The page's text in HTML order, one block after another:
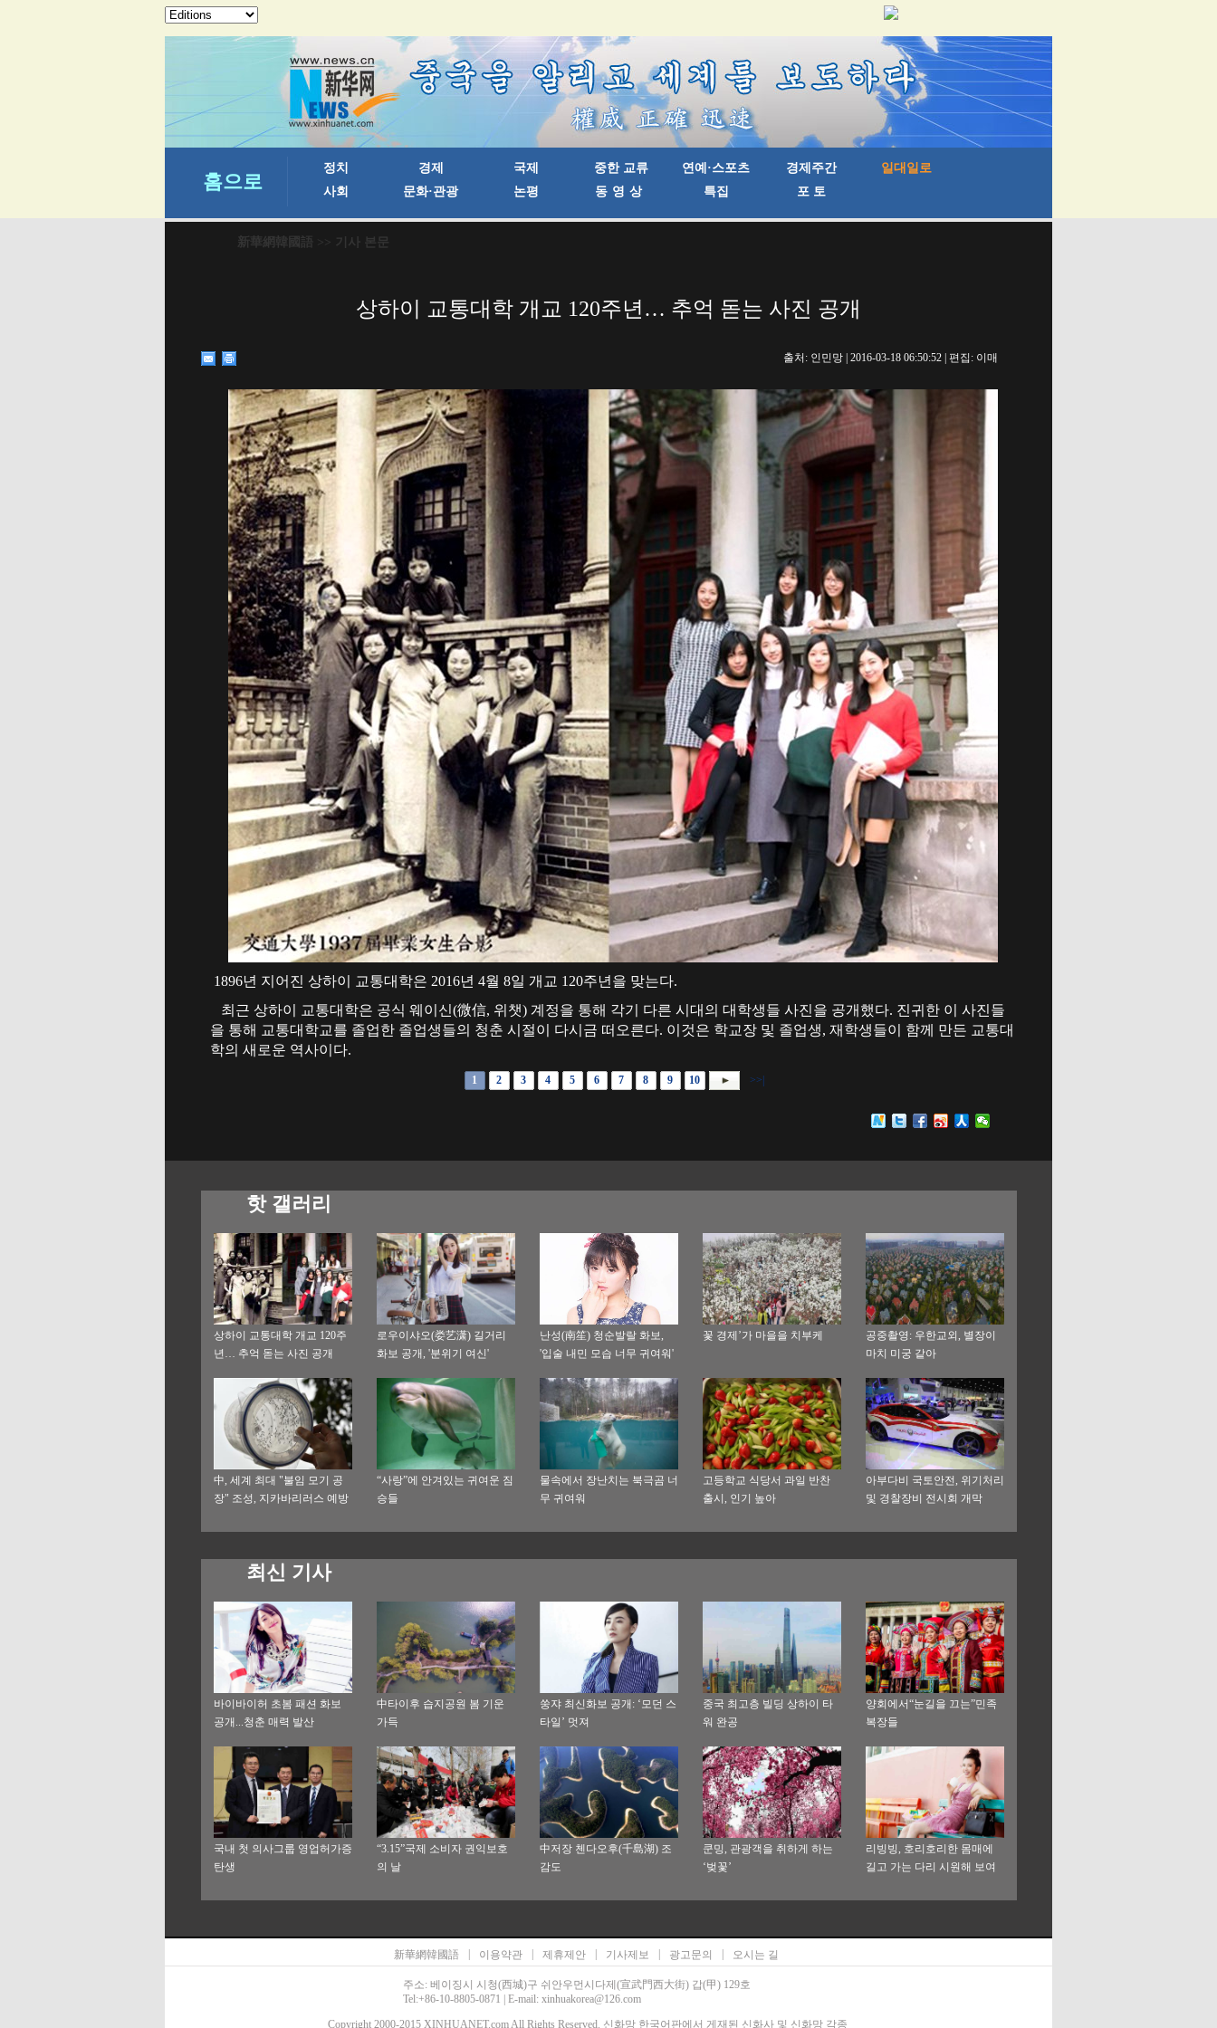
新華網韓國語 >> 기사 본문
상하이 교통대학 개교 120주년… 추억 돋는 사진 공개
출처: 인민망 | 2016-03-18 06:50:52 | 편집: 이매
1896년 지어진 상하이 교통대학은 2016년 4월 8일 개교 120주년을 맞는다.
최근 상하이 교통대학은 공식 웨이신(微信, 위챗) 계정을 통해 각기 다른 시대의 대학생들 사진을 공개했다. 진귀한 이 사진들
을 통해 교통대학교를 졸업한 졸업생들의 청춘 시절이 다시금 떠오른다. 이것은 학교장 및 졸업생, 재학생들이 함께 만든 교통대
학의 새로운 역사이다.
1 2 3 4 5 6 7 8 9 10 >>|
핫 갤러리
상하이 교통대학 개교 120주
년… 추억 돋는 사진 공개
로우이샤오(娄艺潇) 길거리
화보 공개, '분위기 여신'
난성(南笙) 청순발랄 화보,
'입술 내민 모습 너무 귀여워'
꽃 경제’가 마을을 치부케
공중촬영: 우한교외, 별장이
마치 미궁 같아
中, 세계 최대 "불임 모기 공
장" 조성, 지카바리러스 예방
“사랑”에 안겨있는 귀여운 짐
승들
물속에서 장난치는 북극곰 너
무 귀여워
고등학교 식당서 과일 반찬
출시, 인기 높아
아부다비 국토안전, 위기처리
및 경찰장비 전시회 개막
최신 기사
바이바이허 초봄 패션 화보
공개...청춘 매력 발산
中타이후 습지공원 봄 기운
가득
쑹쟈 최신화보 공개: ‘모던 스
타일’ 멋져
중국 최고층 빌딩 상하이 타
워 완공
양회에서“눈길을 끄는”민족
복장들
국내 첫 의사그룹 영업허가증
탄생
“3.15”국제 소비자 권익보호
의 날
中저장 첸다오후(千島湖) 조
감도
쿤밍, 관광객을 취하게 하는
‘벚꽃’
리빙빙, 호리호리한 몸매에
길고 가는 다리 시원해 보여
新華網韓國語 이용약관 제휴제안 기사제보 광고문의 오시는 길
주소: 베이징시 시청(西城)구 쉬안우먼시다제(宣武門西大街) 갑(甲) 129호
Tel:+86-10-8805-0871 | E-mail: xinhuakorea@126.com
Copyright 2000-2015 XINHUANET.com All Rights Reserved. 신화망 한국어판에서 게재된 신화사 및 신화망 각종